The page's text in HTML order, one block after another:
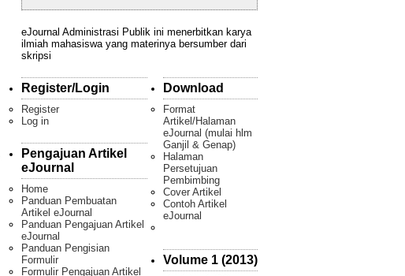
eJournal Administrasi Publik ini menerbitkan karya
ilmiah mahasiswa yang materinya bersumber dari
skripsi
Register/Login
Register
Log in
Pengajuan Artikel
eJournal
Home
Panduan Pembuatan
Artikel eJournal
Panduan Pengajuan Artikel
eJournal
Panduan Pengisian
Formulir
Formulir Pengajuan Artikel
Download
Format
Artikel/Halaman
eJournal (mulai hlm
Ganjil & Genap)
Halaman
Persetujuan
Pembimbing
Cover Artikel
Contoh Artikel
eJournal
Volume 1 (2013)